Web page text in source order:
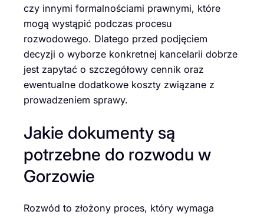
czy innymi formalnościami prawnymi, które
mogą wystąpić podczas procesu
rozwodowego. Dlatego przed podjęciem
decyzji o wyborze konkretnej kancelarii dobrze
jest zapytać o szczegółowy cennik oraz
ewentualne dodatkowe koszty związane z
prowadzeniem sprawy.
Jakie dokumenty są
potrzebne do rozwodu w
Gorzowie
Rozwód to złożony proces, który wymaga